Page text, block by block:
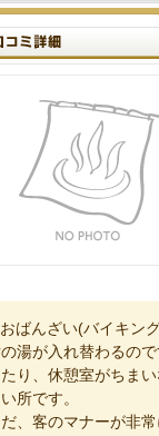
おばんざい(バイキン
湯が入れ替わるの
たり、休憩室がちま
所です。
、客のマナーが非